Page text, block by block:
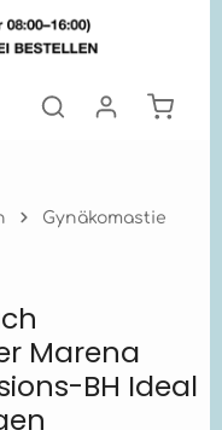
Gynäkomastie
5 Sternen
Marena
BH Ideal